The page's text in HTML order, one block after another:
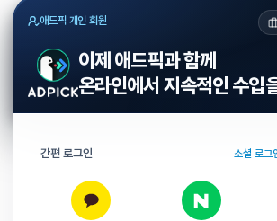
애드픽 개인 회원
이제 애드픽과 함께
온라인에서 지속적인 수입
간편 로그인 소셜 로그